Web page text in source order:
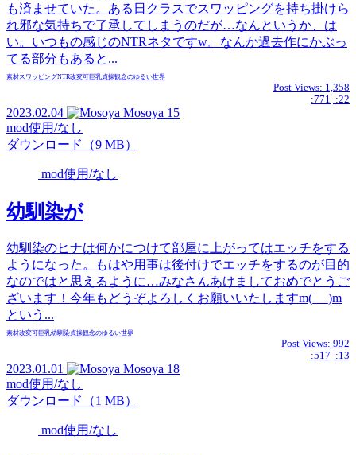
も済ませていた。ある日クラスでスワッピングを持ち掛けら
れ邪な気持ちで了承してしまうのだが…なんというか、は
い。いつもの感じのNTRネタですw。なんか過去作にかぶっ
てる部分もあると...
素材スワッピングNTR改変可巨乳貞操観念のゆるい世界
Post Views: 1,358
:771 :22
2023.02.04 Mosoya 15
mod使用/なし
ダウンロード（9 MB）
mod使用/なし
幼馴染が
幼馴染のヒナは何かにつけて部屋に上がってはエッチをする
ようになった。もはや用事は後付けでエッチをするのが目的
なのではと思えるように…みなさんあけましておめでとうご
ざいます！今年もどうぞよろしくお願いいたしますm(_ _)m
という...
素材改変可巨乳 幼馴染貞操観念のゆるい世界
Post Views: 992
:517 :13
2023.01.01 Mosoya 18
mod使用/なし
ダウンロード（1 MB）
mod使用/なし